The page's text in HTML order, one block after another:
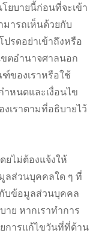
ยบายนี้ก่อนที่จะเข้า
ารถเห็นด้วยกับ
รดอย่าเข้าถึงหรือ
ตอำนาจศาลนอก
ของเราหรือใช้
หนดและเงื่อนไข
เราตามที่อธิบายไว้
ยไม่ต้องแจ้งให้
ลส่วนบุคคลใด ๆ ที่
กับข้อมูลส่วนบุคคล
ย หากเราทำการ
การแก้ไขวันที่ที่ด้าน